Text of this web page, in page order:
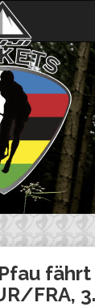
FRA,